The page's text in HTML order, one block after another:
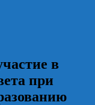
в
при